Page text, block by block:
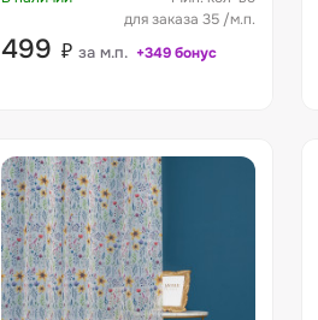
для заказа 35 /м.п.
499 ₽ за м.п. +349 бонус